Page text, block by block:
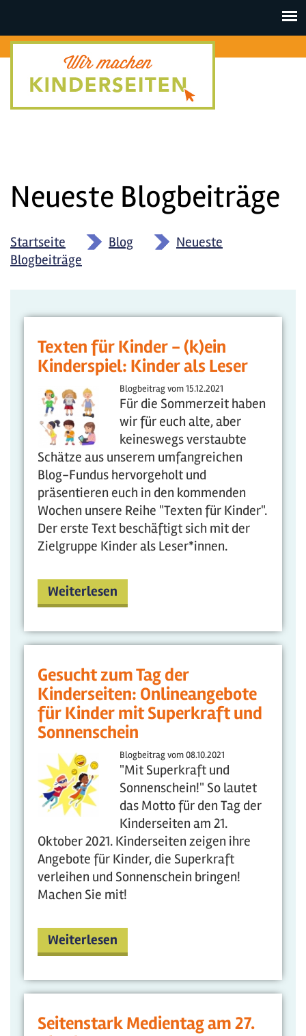
Toggle
Neueste Blogbeiträge
Startseite » Blog »
Neueste
Blogbeiträge
Texten für Kinder - (k)ein
Kinderspiel: Kinder als Leser
Blogbeitrag vom15.12.2021
Für die Sommerzeit haben
wir für euch alte, aber
keineswegs verstaubte
Schätze aus unserem umfangreichen
Blog-Fundus hervorgeholt und
präsentieren euch in den kommenden
Wochen unsere Reihe "Texten für Kinder".
Der erste Text beschäftigt sich mit der
Zielgruppe Kinder als Leser*innen.
Weiterlesen
Gesucht zum Tag der
Kinderseiten: Onlineangebote
für Kinder mit Superkraft und
Sonnenschein
Blogbeitrag vom08.10.2021
"Mit Superkraft und
Sonnenschein!" So lautet
das Motto für den Tag der
Kinderseiten am 21.
Oktober 2021. Kinderseiten zeigen ihre
Angebote für Kinder, die Superkraft
verleihen und Sonnenschein bringen!
Machen Sie mit!
Weiterlesen
Seitenstark Medientag am 27.